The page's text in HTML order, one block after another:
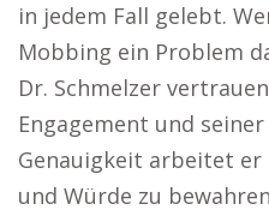
in jedem Fall gelebt.
Mobbing ein Problem
Dr. Schmelzer
Engagement und
Genauigkeit arbeitet
und Würde zu